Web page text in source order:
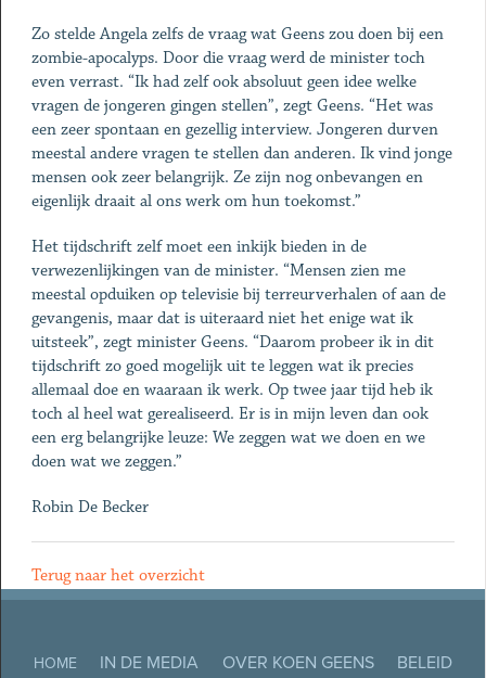
Zo stelde Angela zelfs de vraag wat Geens zou doen bij een
zombie-apocalyps. Door die vraag werd de minister toch
even verrast. “Ik had zelf ook absoluut geen idee welke
vragen de jongeren gingen stellen”, zegt Geens. “Het was
een zeer spontaan en gezellig interview. Jongeren durven
meestal andere vragen te stellen dan anderen. Ik vind jonge
mensen ook zeer belangrijk. Ze zijn nog onbevangen en
eigenlijk draait al ons werk om hun toekomst.”
Het tijdschrift zelf moet een inkijk bieden in de
verwezenlijkingen van de minister. “Mensen zien me
meestal opduiken op televisie bij terreurverhalen of aan de
gevangenis, maar dat is uiteraard niet het enige wat ik
uitsteek”, zegt minister Geens. “Daarom probeer ik in dit
tijdschrift zo goed mogelijk uit te leggen wat ik precies
allemaal doe en waaraan ik werk. Op twee jaar tijd heb ik
toch al heel wat gerealiseerd. Er is in mijn leven dan ook
een erg belangrijke leuze: We zeggen wat we doen en we
doen wat we zeggen.”
Robin De Becker
Terug naar het overzicht
HOME IN DE MEDIA OVER KOEN GEENS
BELEID